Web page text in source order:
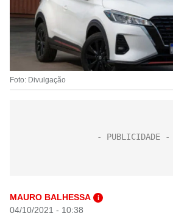
Foto: Divulgação
MAURO BALHESSA i
04/10/2021 - 10:38